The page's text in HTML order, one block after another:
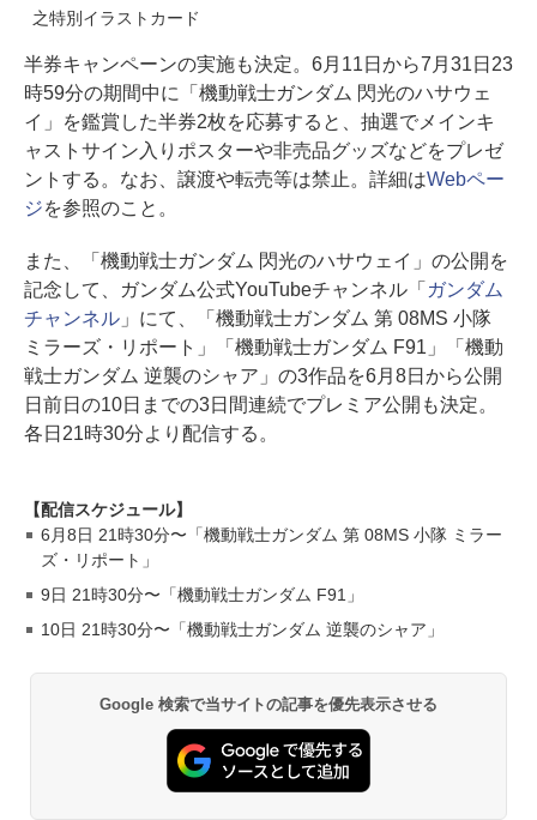
之特別イラストカード
半券キャンペーンの実施も決定。6月11日から7月31日23
時59分の期間中に「機動戦⼠ガンダム 閃光のハサウェ
イ」を鑑賞した半券2枚を応募すると、抽選でメインキ
ャストサイン入りポスターや非売品グッズなどをプレゼ
ントする。なお、譲渡や転売等は禁止。詳細はWebペー
ジを参照のこと。
また、「機動戦⼠ガンダム 閃光のハサウェイ」の公開を
記念して、ガンダム公式YouTubeチャンネル「 ガンダム
チャンネル」にて、「機動戦⼠ガンダム 第 08MS ⼩隊
ミラーズ・リポート」「機動戦⼠ガンダム F91」「機動
戦⼠ガンダム 逆襲のシャア」の3作品を6月8日から公開
日前日の10日までの3日間連続でプレミア公開も決定。
各日21時30分より配信する。
【配信スケジュール】
6⽉8⽇ 21時30分〜「機動戦⼠ガンダム 第 08MS ⼩隊 ミラー
ズ・リポート」
9⽇ 21時30分〜「機動戦⼠ガンダム F91」
10⽇ 21時30分〜「機動戦⼠ガンダム 逆襲のシャア」
Google 検索で当サイトの記事を優先表示させる